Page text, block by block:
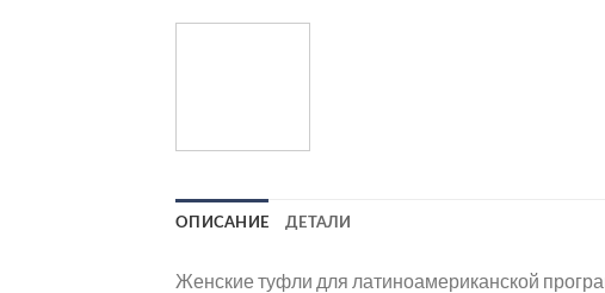
ОПИСАНИЕ ДЕТАЛИ
Женские туфли для латиноамериканской